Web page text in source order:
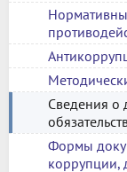
Сведения о
Формы
коррупции,